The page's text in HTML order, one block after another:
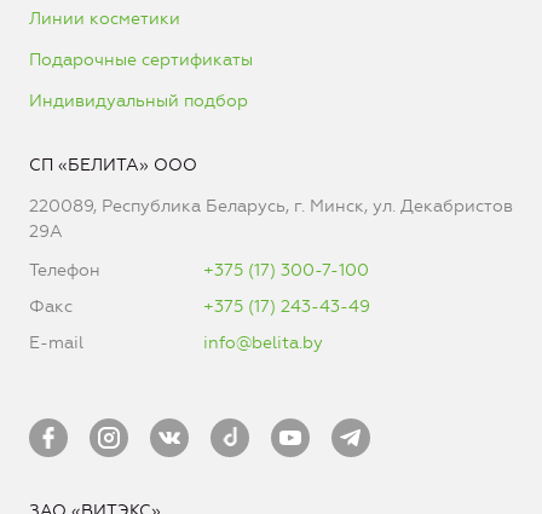
Линии косметики
Подарочные сертификаты
Индивидуальный подбор
СП «БЕЛИТА» ООО
220089, Республика Беларусь, г. Минск, ул. Декабристов
29А
Телефон
+375 (17) 300-7-100
Факс
+375 (17) 243-43-49
E-mail
info@belita.by